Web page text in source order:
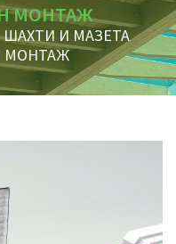
МОНТАЖ
ШАХТИ И МАЗЕТА
МОНТАЖ